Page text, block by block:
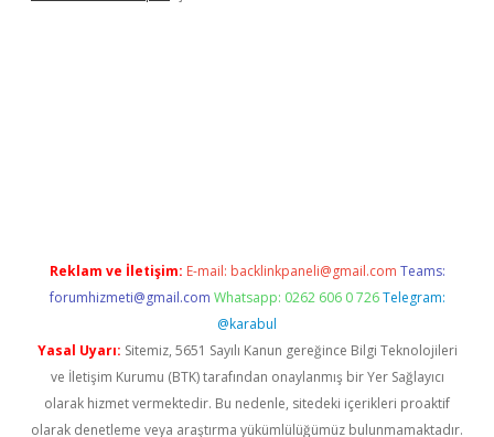
Reklam ve İletişim: E-mail: backlinkpaneli@gmail.com Teams:
forumhizmeti@gmail.com Whatsapp: 0262 606 0 726 Telegram:
@karabul
Yasal Uyarı: Sitemiz, 5651 Sayılı Kanun gereğince Bilgi Teknolojileri
ve İletişim Kurumu (BTK) tarafından onaylanmış bir Yer Sağlayıcı
olarak hizmet vermektedir. Bu nedenle, sitedeki içerikleri proaktif
olarak denetleme veya araştırma yükümlülüğümüz bulunmamaktadır.